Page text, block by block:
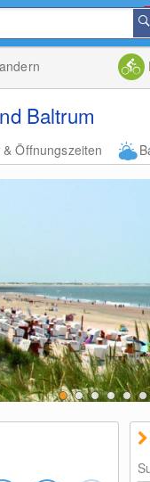
Baltrum
& Öffnungszeiten